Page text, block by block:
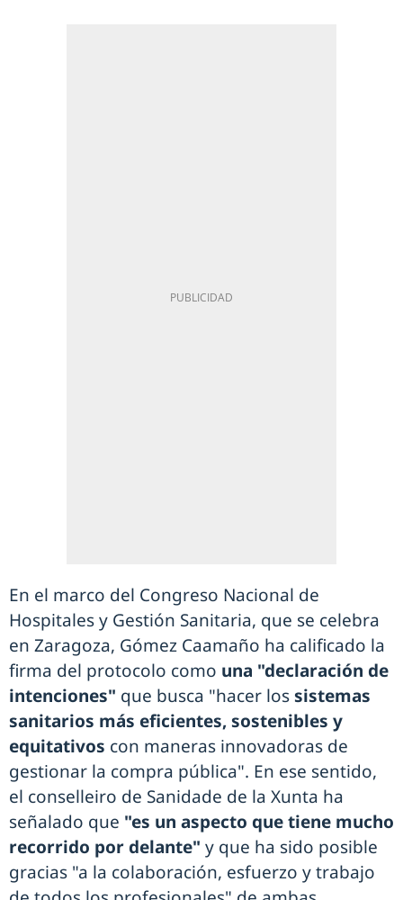
En el marco del Congreso Nacional de
Hospitales y Gestión Sanitaria, que se celebra
en Zaragoza, Gómez Caamaño ha calificado la
firma del protocolo como una "declaración de
intenciones" que busca "hacer lossistemas
sanitarios más eficientes, sostenibles y
equitativos con maneras innovadoras de
gestionar la compra pública". En ese sentido,
el conselleiro de Sanidade de la Xunta ha
señalado que "es un aspecto que tiene mucho
recorrido por delante" y que ha sido posible
gracias "a la colaboración, esfuerzo y trabajo